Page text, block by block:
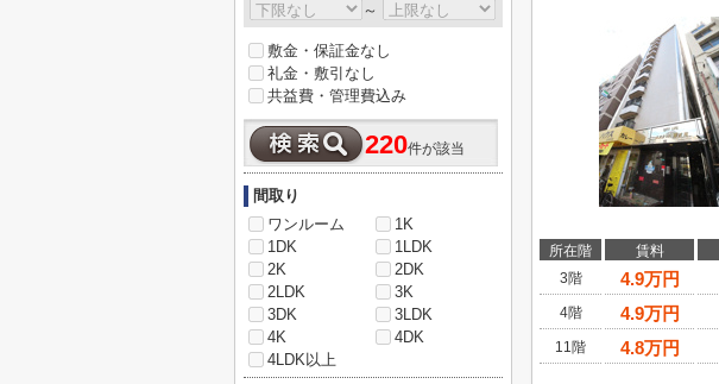
所在階 賃料
3階
4.9万円
4階
4.9万円
11階
4.8万円
～
敷金・保証金なし
礼金・敷引なし
共益費・管理費込み
220件が該当
間取り
ワンルーム
1K
1DK
1LDK
2K
2DK
2LDK
3K
3DK
3LDK
4K
4DK
4LDK以上